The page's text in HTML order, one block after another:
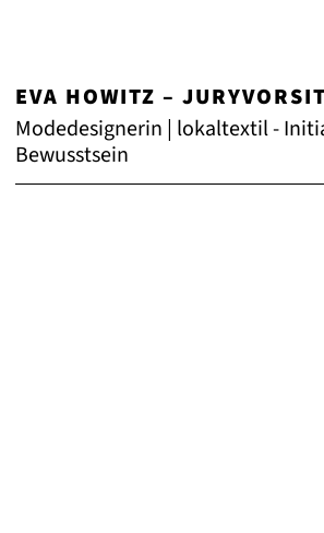
EVA HOWITZ –
Modedesignerin | lokaltextil -
Bewusstsein